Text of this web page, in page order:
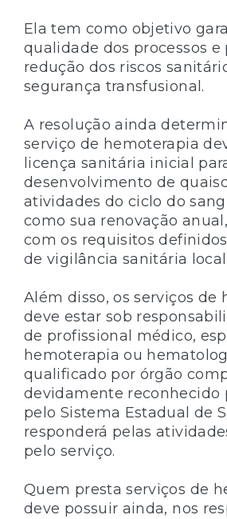
Ela tem como objetivo
qualidade dos processos e
redução dos riscos
segurança transfusional.
A resolução ainda
serviço de hemoterapia
licença sanitária inicial
desenvolvimento de
atividades do ciclo do
como sua renovação
com os requisitos
de vigilância sanitária
Além disso, os serviços de
deve estar sob
de profissional médico,
hemoterapia ou
qualificado por órgão
devidamente reconhecido
pelo Sistema Estadual de
responderá pelas
pelo serviço.
Quem presta serviços de
deve possuir ainda, nos